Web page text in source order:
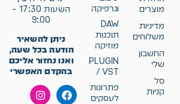
מוצרים
מדיניות
משלוחים
החשבון
שלי
סל
קניות
וגרפיקה
DAW
תוכנות
מוזיקה
PLUGIN
/ VST
פתרונות
לעסקים
השעות 17:30 –
9:00
ניתן להשאיר
הודעה בכל שעה,
ואנו נחזור אליכם
בהקדם האפשרי